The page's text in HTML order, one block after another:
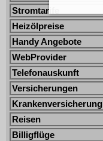
Stromtarife
Heizölpreise
Handy Angebote
WebProvider
Telefonauskunft
Versicherungen
Krankenversicherung
Reisen
Billigflüge